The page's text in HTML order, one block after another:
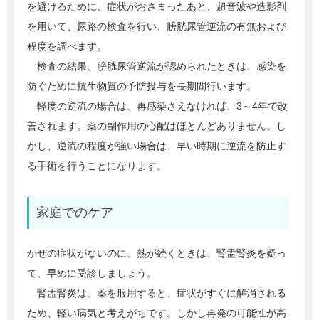
を避けるために、症状がおさまったあと、超音波や造影剤
を用いて、尿路の検査を行い、膀胱尿管逆流の有無および
程度を調べます。
検査の結果、膀胱尿管逆流が認められたときは、感染を
防ぐために抗生物質の予防投与を長期間行います。
軽度の逆流の場合は、再感染さえなければ、3～4年で改
善されます。薬の副作用の心配はほとんどありません。し
かし、逆流の程度が強い場合は、早い時期に逆流を防止す
る手術を行うことになります。
家庭でのケア
かぜの症状がないのに、熱が続くときは、腎盂腎炎を疑っ
て、早めに受診しましょう。
腎盂腎炎は、薬を服用すると、症状がすぐに解消される
ため、軽い病気と考えがちです。しかし再発の可能性が高